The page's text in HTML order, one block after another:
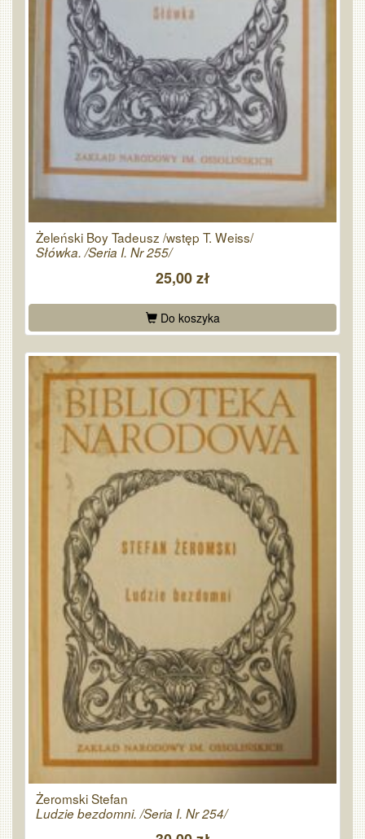
Żeleński Boy Tadeusz /wstęp T. Weiss/
Słówka. /Seria I. Nr 255/
25,00 zł
Do koszyka
Żeromski Stefan
Ludzie bezdomni. /Seria I. Nr 254/